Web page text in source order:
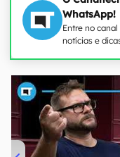
WhatsApp!
Entre no
notícias e